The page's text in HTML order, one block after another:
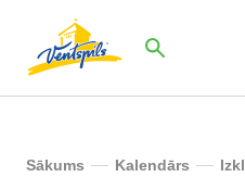
Sākums Kalendārs